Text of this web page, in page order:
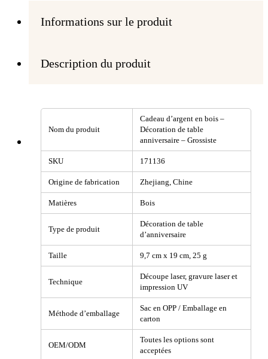
Informations sur le produit
Description du produit
Nom du produit
Cadeau d’argent en bois –
Décoration de table
anniversaire – Grossiste
SKU 171136
Origine de fabrication Zhejiang, Chine
Matières Bois
Type de produit
Décoration de table
d’anniversaire
Taille 9,7 cm x 19 cm, 25 g
Technique
Découpe laser, gravure laser et
impression UV
Méthode d’emballage
Sac en OPP / Emballage en
carton
OEM/ODM
Toutes les options sont
acceptées